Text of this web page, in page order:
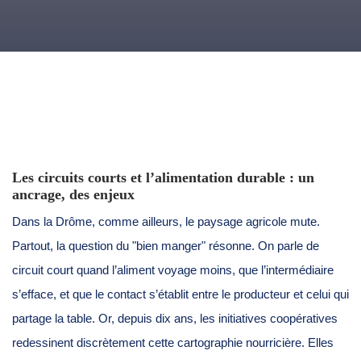
Les circuits courts et l’alimentation durable : un
ancrage, des enjeux
Dans la Drôme, comme ailleurs, le paysage agricole mute.
Partout, la question du "bien manger" résonne. On parle de
circuit court quand l’aliment voyage moins, que l’intermédiaire
s’efface, et que le contact s’établit entre le producteur et celui qui
partage la table. Or, depuis dix ans, les initiatives coopératives
redessinent discrètement cette cartographie nourricière. Elles